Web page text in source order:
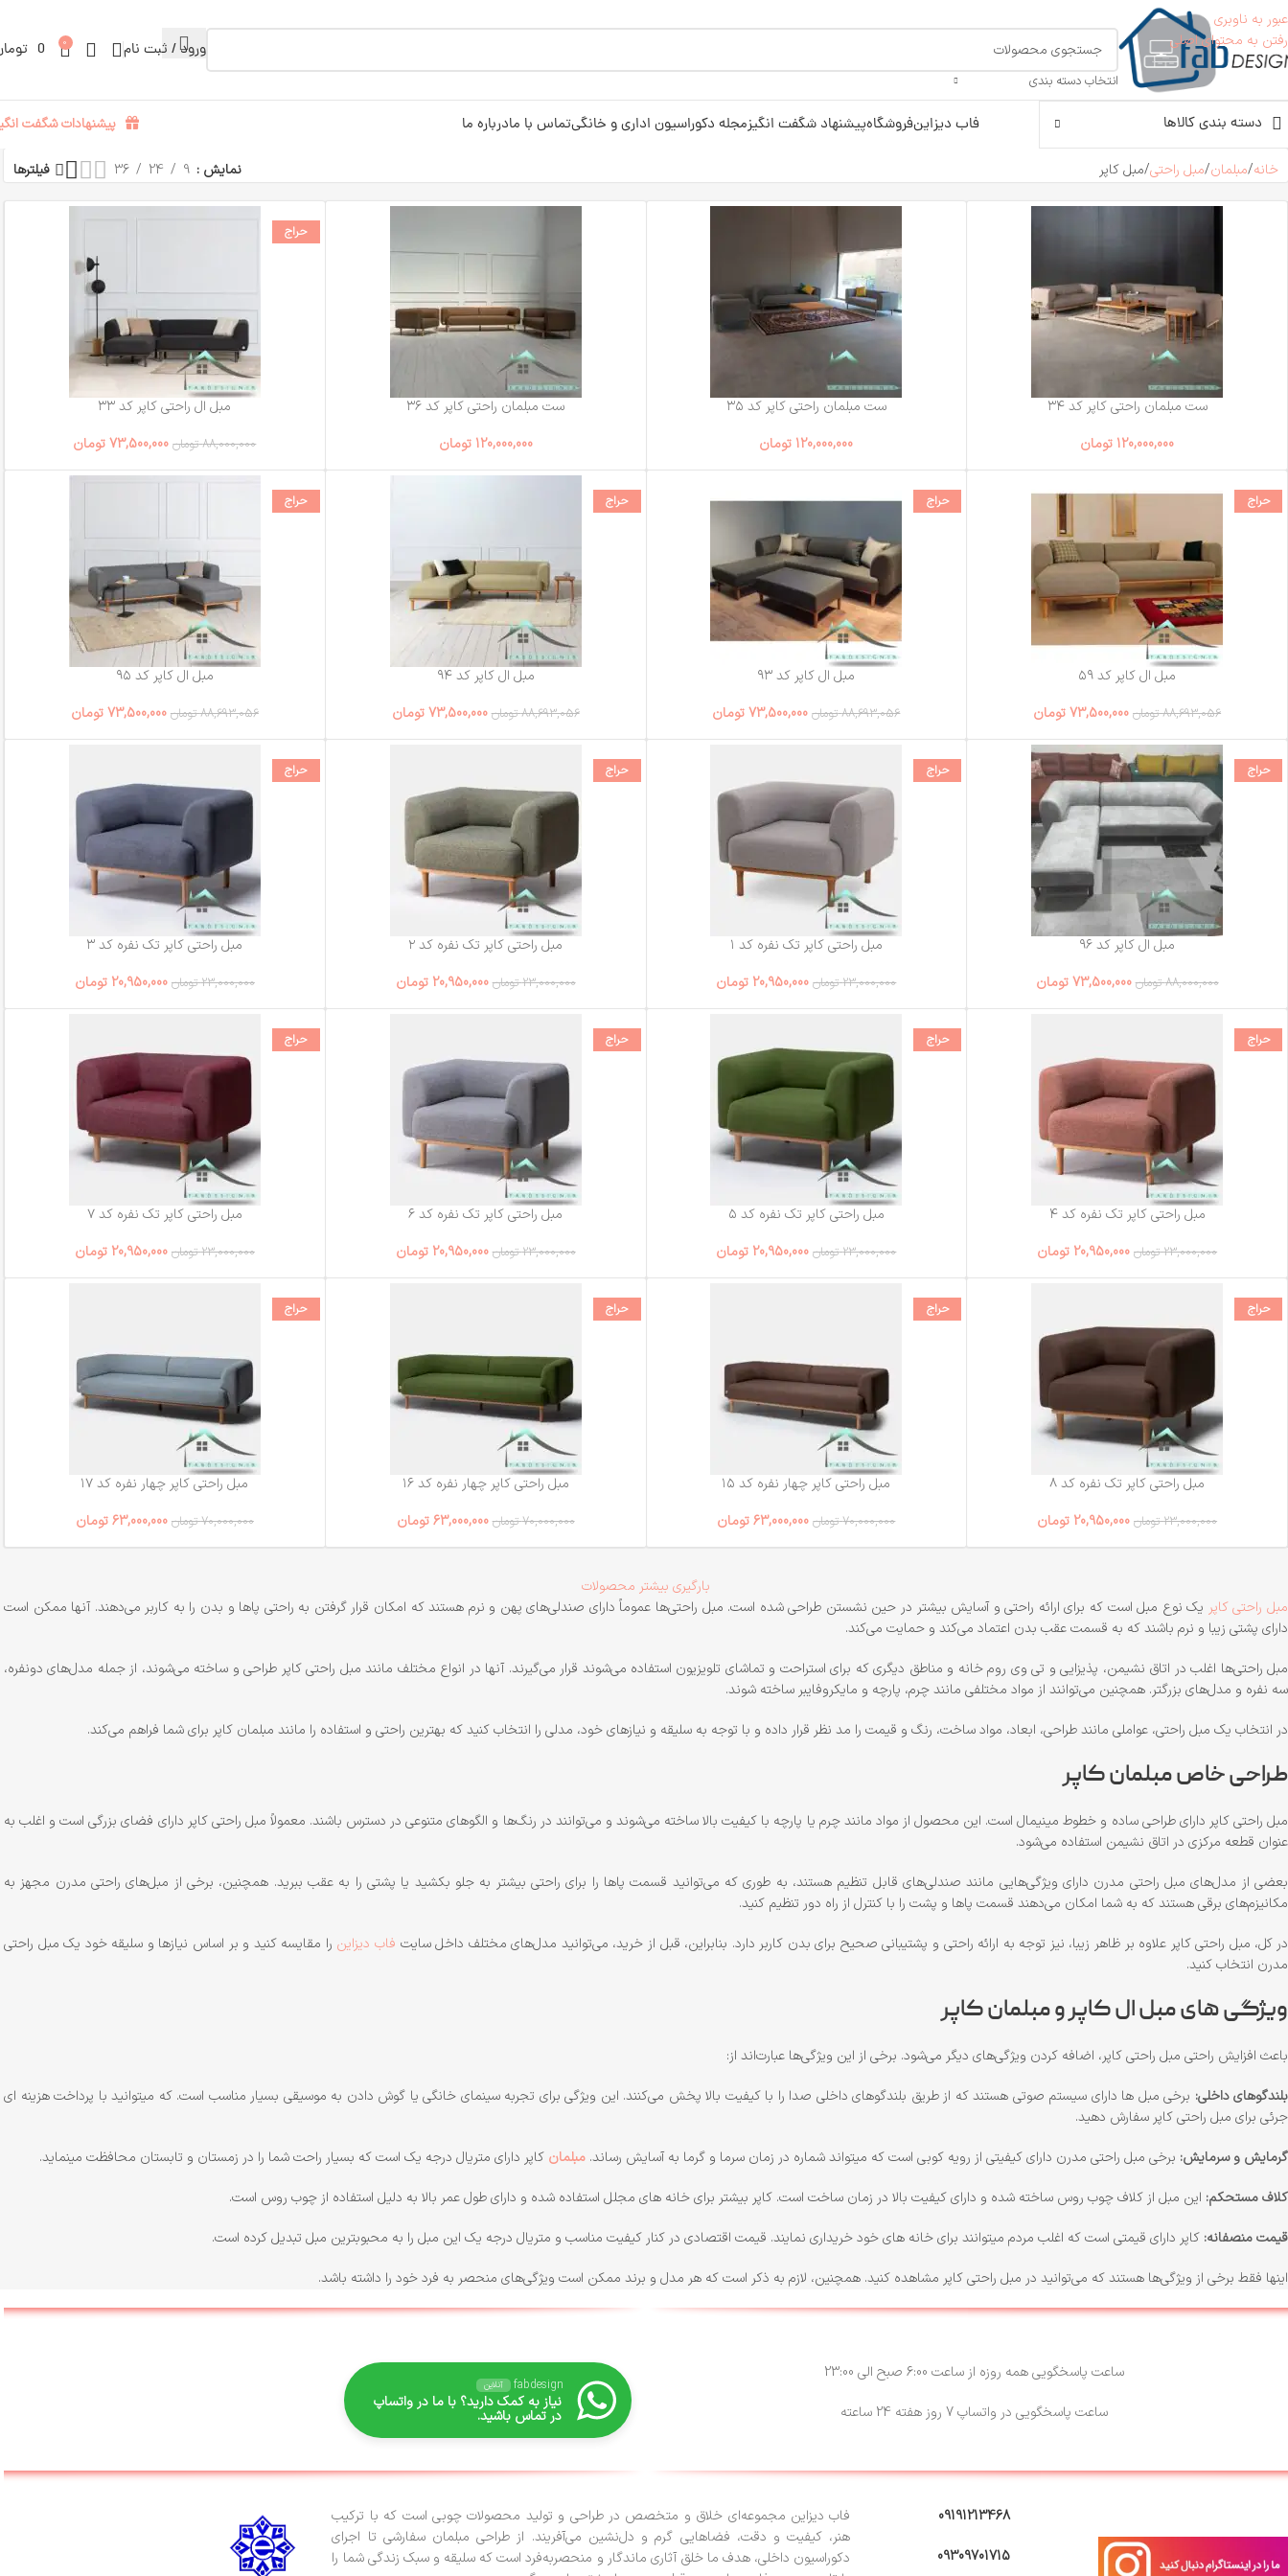
عبور به ناوبری
رفتن به محتوای اصلی
انتخاب دسته بندی
ورود / ثبت نام 0
0
دسته بندی کالاها فاب دیزاینفروشگاهپیشنهاد شگفت انگیزمجله دکوراسیون اداری و خانگیتماس با مادرباره ما پیشنهادات شگفت
خانه مبلمان مبل راحتی مبل کاپر نمایش 9
24
36 فیلترها
ست مبلمان راحتی کاپر کد ۳۴
120,000,000 تومان
ست مبلمان راحتی کاپر کد ۳۵
120,000,000 تومان
ست مبلمان راحتی کاپر کد ۳۶
120,000,000 تومان
حراج
مبل ال راحتی کاپر کد ۳۳
88,000,000 تومان 73,500,000 تومان
حراج
مبل ال کاپر کد ۵۹
88,693,056 تومان 73,500,000تومان
حراج
مبل ال کاپر کد ۹۳
88,693,056 تومان 73,500,000 تومان
حراج
مبل ال کاپر کد ۹۴
88,693,056 تومان 73,500,000 تومان
حراج
مبل ال کاپر کد ۹۵
88,693,056 تومان 73,500,000تومان
حراج
مبل ال کاپر کد ۹۶
88,000,000 تومان 73,500,000 تومان
حراج
مبل راحتی کاپر تک نفره کد ۱
23,000,000 تومان 20,950,000 تومان
حراج
مبل راحتی کاپر تک نفره کد ۲
23,000,000 تومان 20,950,000 تومان
حراج
مبل راحتی کاپر تک نفره کد ۳
23,000,000 تومان 20,950,000 تومان
حراج
مبل راحتی کاپر تک نفره کد ۴
23,000,000 تومان 20,950,000 تومان
حراج
مبل راحتی کاپر تک نفره کد ۵
23,000,000 تومان 20,950,000 تومان
حراج
مبل راحتی کاپر تک نفره کد ۶
23,000,000 تومان 20,950,000 تومان
حراج
مبل راحتی کاپر تک نفره کد ۷
23,000,000 تومان 20,950,000 تومان
حراج
مبل راحتی کاپر تک نفره کد ۸
23,000,000 تومان 20,950,000 تومان
حراج
مبل راحتی کاپر چهار نفره کد ۱۵
70,000,000 تومان 63,000,000 تومان
حراج
مبل راحتی کاپر چهار نفره کد ۱۶
70,000,000 تومان 63,000,000 تومان
حراج
مبل راحتی کاپر چهار نفره کد ۱۷
70,000,000 تومان 63,000,000تومان
بارگیری بیشتر محصولات
مبل راحتی کاپر یک نوع مبل است که برای ارائه راحتی و آسایش بیشتر در حین نشستن طراحی شده است. مبل راحتی‌ها عموماً دارای صندلی‌های پهن و نرم هستند که امکان قرار گرفتن به راحتی پاها و بدن را به کاربر می‌دهند. آنها ممکن است
دارای پشتی زیبا و نرم باشند که به قسمت عقب بدن اعتماد می‌کند و حمایت می‌کند.
مبل راحتی‌ها اغلب در اتاق نشیمن، پذیزایی و تی وی روم خانه و مناطق دیگری که برای استراحت و تماشای تلویزیون استفاده می‌شوند قرار می‌گیرند. آنها در انواع مختلف مانند مبل راحتی کاپر طراحی و ساخته می‌شوند، از جمله مدل‌های دونفره،
سه نفره و مدل‌های بزرگتر. همچنین می‌توانند از مواد مختلفی مانند چرم، پارچه و مایکروفایبر ساخته شوند.
در انتخاب یک مبل راحتی، عواملی مانند طراحی، ابعاد، مواد ساخت، رنگ و قیمت را مد نظر قرار داده و با توجه به سلیقه و نیازهای خود، مدلی را انتخاب کنید که بهترین راحتی و استفاده را مانند مبلمان کاپر برای شما فراهم می‌کند.
طراحی خاص مبلمان کاپر
مبل راحتی کاپر دارای طراحی ساده و خطوط مینیمال است. این محصول از مواد مانند چرم یا پارچه با کیفیت بالا ساخته می‌شوند و می‌توانند در رنگ‌ها و الگوهای متنوعی در دسترس باشند. معمولاً مبل راحتی کاپر دارای فضای بزرگی است و اغلب به
عنوان قطعه مرکزی در اتاق نشیمن استفاده می‌شود.
بعضی از مدل‌های مبل راحتی مدرن دارای ویژگی‌هایی مانند صندلی‌های قابل تنظیم هستند، به طوری که می‌توانید قسمت پاها را برای راحتی بیشتر به جلو بکشید یا پشتی را به عقب ببرید. همچنین، برخی از مبل‌های راحتی مدرن مجهز به
مکانیزم‌های برقی هستند که به شما امکان می‌دهند قسمت پاها و پشت را با کنترل از راه دور تنظیم کنید.
در کل، مبل راحتی کاپر علاوه بر ظاهر زیبا، نیز توجه به ارائه راحتی و پشتیبانی صحیح برای بدن کاربر دارد. بنابراین، قبل از خرید، می‌توانید مدل‌های مختلف داخل سایت فاب دیزاین را مقایسه کنید و بر اساس نیازها و سلیقه خود یک مبل راحتی
مدرن انتخاب کنید.
ویژگی های مبل ال کاپر و مبلمان کاپر
باعث افزایش راحتی مبل راحتی کاپر، اضافه کردن ویژگی‌های دیگر می‌شود. برخی از این ویژگی‌ها عبارت‌اند از:
بلندگوهای داخلی: برخی مبل ها دارای سیستم صوتی هستند که از طریق بلندگوهای داخلی صدا را با کیفیت بالا پخش می‌کنند. این ویژگی برای تجربه سینمای خانگی یا گوش دادن به موسیقی بسیار مناسب است. که میتوانید با پرداخت هزینه ای
جرئی برای مبل راحتی کاپر سفارش دهید.
گرمایش و سرمایش: برخی مبل راحتی مدرن دارای کیفیتی از رویه کوبی است که میتواند شماره در زمان سرما و گرما به آسایش رساند. مبلمان کاپر دارای متریال درجه یک است که بسیار راحت شما را در زمستان و تابستان محافظت مینماید.
کلاف مستحکم: این مبل از کلاف چوب روس ساخته شده و دارای کیفیت بالا در زمان ساخت است. کاپر بیشتر برای خانه های مجلل استفاده شده و دارای طول عمر بالا به دلیل استفاده از چوب روس است.
قیمت منصفانه: کاپر دارای قیمتی است که اغلب مردم میتوانند برای خانه های خود خریداری نمایند. قیمت اقتصادی در کنار کیفیت مناسب و متریال درجه یک این مبل را به محبوبترین مبل تبدیل کرده است.
اینها فقط برخی از ویژگی‌ها هستند که می‌توانید در مبل راحتی کاپر مشاهده کنید. همچنین، لازم به ذکر است که هر مدل و برند ممکن است ویژگی‌های منحصر به فرد خود را داشته باشد.
fabdesign آنلاین
نیاز به کمک دارید؟ با ما در واتساپ
در تماس باشید.
ساعت پاسخگویی همه روزه از ساعت 6:00 صبح الی 23:00
ساعت پاسخگویی در واتساپ 7 روز هفته 24 ساعته
فاب دیزاین مجموعه‌ای خلاق و متخصص در طراحی و تولید محصولات چوبی است که با ترکیب
هنر، کیفیت و دقت، فضاهایی گرم و دل‌نشین می‌آفریند. از طراحی مبلمان سفارشی تا اجرای
دکوراسیون داخلی، هدف ما خلق آثاری ماندگار و منحصربه‌فرد است که سلیقه و سبک زندگی شما را
09191213468
09309701715